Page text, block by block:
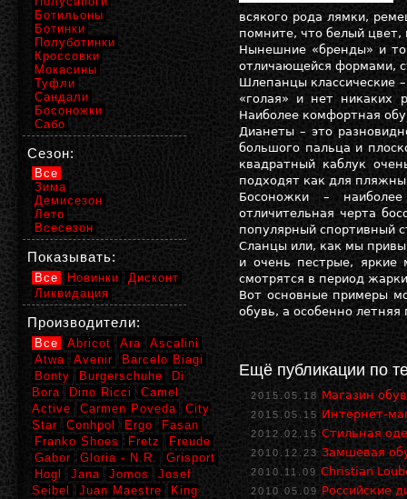
всякого рода лямки,
помните, что белый
Нынешние «бренды» и
отличающейся формами,
Шлепанцы классические
«голая» и нет никаких
Наиболее комфортная
Дианеты – это
большого пальца и
квадратный каблук
подходят как для
Босоножки –
отличительная черта
популярный спортивный
Сланцы или, как мы
и очень пестрые, яркие
смотрятся в период
Вот основные примеры
обувь, а особенно
Ещё публикации по
2015.05.18 Магазин
2015.05.15 Интернет-
2012.02.15 Стильная
2010.12.23 Замшевая
2010.11.09 Christian
2010.05.09 Российские
Ботильоны
Ботинки
Полуботинки
Кроссовки
Мокасины
Туфли
Сандали
Босоножки
Сабо
Сезон:
Все
Зима
Демисезон
Лето
Всесезон
Показывать:
Все Новинки
Дисконт
Ликвидация
Производители:
Все Abricot Ara
Ascalini
Atwa
Avenir
Barcelo Biagi
Bonty
Burgerschuhe
Di
Bora
Dino Ricci
Camel
Active
Carmen Poveda
City
Star
Conhpol Ergo
Fasan
Franko Shoes
Fretz
Freude
Gabor
Gloria - N.R.
Grisport
Hogl
Jana Jomos
Josef
Seibel
Juan Maestre
King